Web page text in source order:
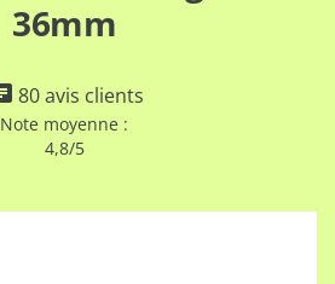
36mm
80 avis clients
Note moyenne :
4,8/5